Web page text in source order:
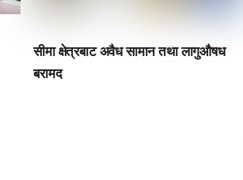
सीमा क्षेत्रबाट अवैध सामान तथा लागुऔषध
बरामद